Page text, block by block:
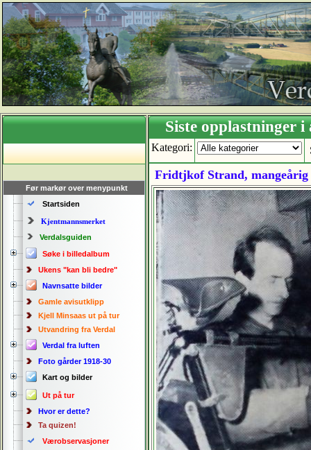
Før markør over menypunkt
Startsiden
Kjentmannsmerket
Verdalsguiden
Søke i billedalbum
Ukens "kan bli bedre"
Navnsatte bilder
Gamle avisutklipp
Kjell Minsaas ut på tur
Utvandring fra Verdal
Verdal fra luften
Foto gårder 1918-30
Kart og bilder
Ut på tur
Hvor er dette?
Ta quizen!
Værobservasjoner
Siste
Kategori:
Fridtjkof Strand, mangeårig